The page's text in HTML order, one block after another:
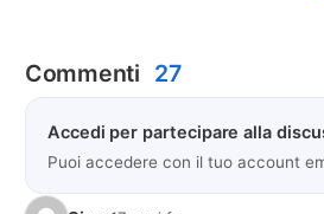
Commenti 27
Accedi per partecipare alla
Puoi accedere con il tuo account